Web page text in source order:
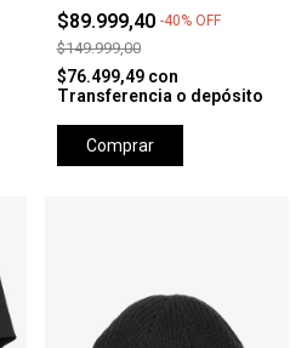
$89.999,40 -40% OFF
$149.999,00
$76.499,49 con
Transferencia o depósito
Comprar